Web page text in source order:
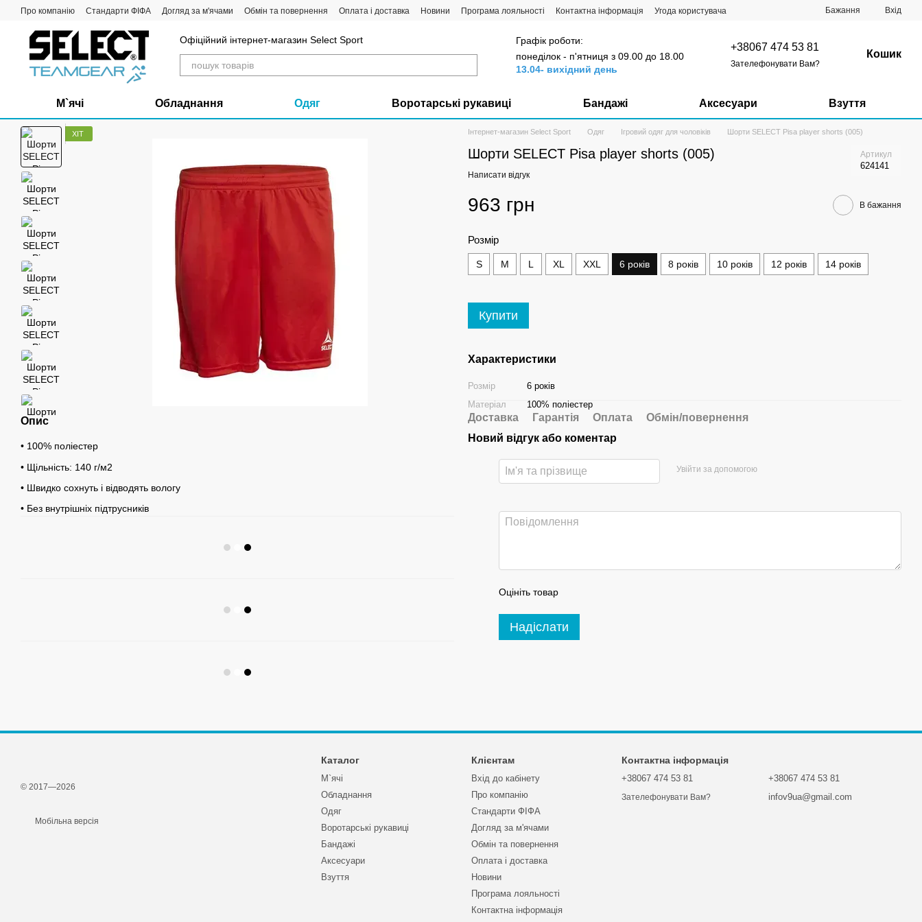
Перейти до основного контенту
Про компанію Стандарти ФІФА Догляд за м'ячами Обмін та повернення Оплата і доставка Новини Програма лояльності Контактна інформація Угода користувача Бажання Вхід
Офіційний інтернет-магазин Select Sport
Графік роботи:
понеділок - п'ятниця з 09.00 до 18.00
13.04- вихідний день
+38067 474 53 81
Зателефонувати Вам?
Кошик
М`ячі Обладнання Одяг Воротарські рукавиці Бандажі Аксесуари Взуття
ХІТ
Опис
• 100% поліестер
• Щільність: 140 г/м2
• Швидко сохнуть і відводять вологу
• Без внутрішніх підтрусників
Інтернет-магазин Select Sport Одяг Ігровий одяг для чоловіків Шорти SELECT Pisa player shorts (005)
Шорти SELECT Pisa player shorts (005) Артикул
624141
Написати відгук
963 грн В бажання
Розмір
S M L XL XXL 6 років 8 років 10 років 12 років 14 років
Купити
Характеристики
Розмір
6 років
Матеріал
100% поліестер
Доставка Гарантія Оплата
Обмін/повернення
Новий відгук або коментар
Увійти за допомогою
Оцініть товар
Надіслати
© 2017—2026
Мобільна версія
Каталог
М`ячі
Обладнання
Одяг
Воротарські рукавиці
Бандажі
Аксесуари
Взуття
Клієнтам
Вхід до кабінету
Про компанію
Стандарти ФІФА
Догляд за м'ячами
Обмін та повернення
Оплата і доставка
Новини
Програма лояльності
Контактна інформація
Контактна інформація
+38067 474 53 81
Зателефонувати Вам?
+38067 474 53 81
infov9ua@gmail.com